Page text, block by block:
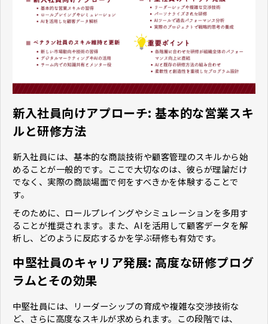
新入社員向けアプローチ: 基本的な営業スキ
ルと研修方法
新入社員には、基本的な商談技術や顧客管理のスキルから始
めることが一般的です。ここで大切なのは、彼らが理論だけ
でなく、実際の商談場面で何をすべきかを体験することで
す。
そのために、ロールプレイングやシミュレーションを多用す
ることが推奨されます。また、AIを活用して顧客データを解
析し、どのように反応するかを学ぶ研修も有効です。
中堅社員のキャリア発展: 高度な研修プログ
ラムとその効果
中堅社員には、リーダーシップの育成や複雑な交渉技術な
ど、さらに高度なスキルが求められます。この段階では、